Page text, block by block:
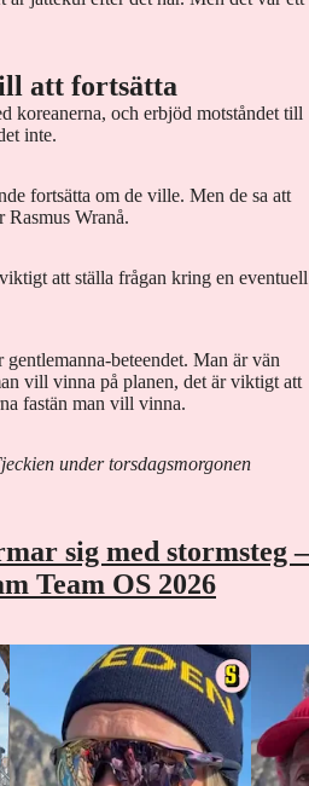
att fortsätta
koreanerna, och erbjöd motståndet till
inte.
fortsätta om de ville. Men de sa att
Rasmus Wranå.
att ställa frågan kring en eventuell
beteendet. Man är vän
vill vinna på planen, det är viktigt att
fastän man vill vinna.
under torsdagsmorgonen
sig med stormsteg –
Team OS 2026